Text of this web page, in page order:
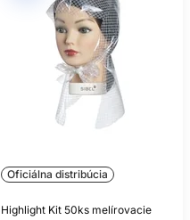
Oficiálna distribúcia
Highlight Kit 50ks melírovacie